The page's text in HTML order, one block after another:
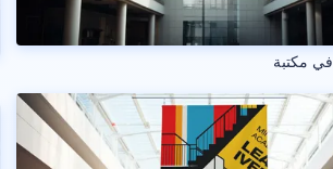
مكتبة